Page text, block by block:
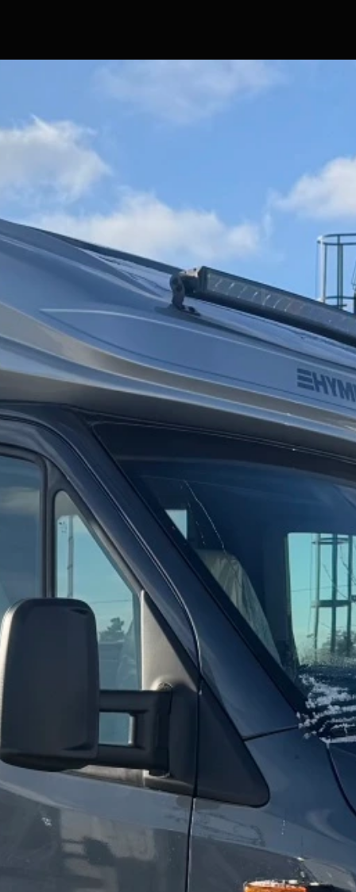
Značky a modely
Skladové obytné vozy
Skladové přívěsy
Komisní obytné vozy a přívěsy
Servis
Prodejna
Show room
Film servis
Blog
O nás
Kontakty